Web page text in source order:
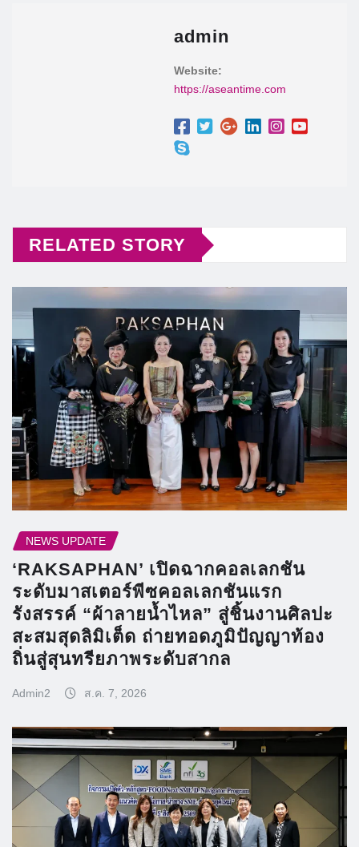
admin
Website:
https://aseantime.com
RELATED STORY
NEWS UPDATE
‘RAKSAPHAN’ เปิดฉากคอลเลกชัน
ระดับมาสเตอร์พีซคอลเลกชันแรก
รังสรรค์ “ผ้าลายน้ำไหล” สู่ชิ้นงานศิลปะ
สะสมสุดลิมิเต็ด ถ่ายทอดภูมิปัญญาท้อง
ถิ่นสู่สุนทรียภาพระดับสากล
Admin2 ส.ค. 7, 2026